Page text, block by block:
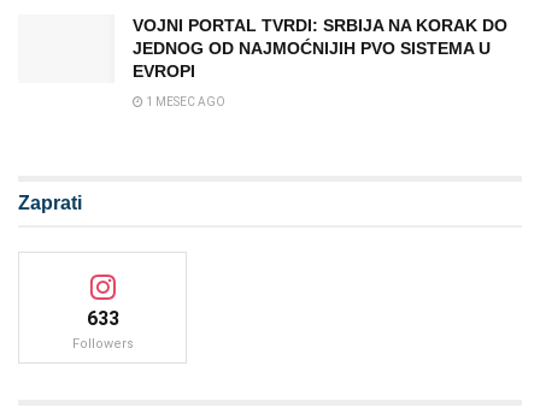
VOJNI PORTAL TVRDI: SRBIJA NA KORAK DO
JEDNOG OD NAJMOĆNIJIH PVO SISTEMA U
EVROPI
1 MESEC AGO
Zaprati
633
Followers